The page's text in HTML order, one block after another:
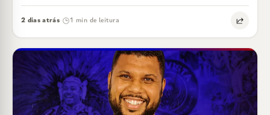
2 dias atrás· 1 min de leitura